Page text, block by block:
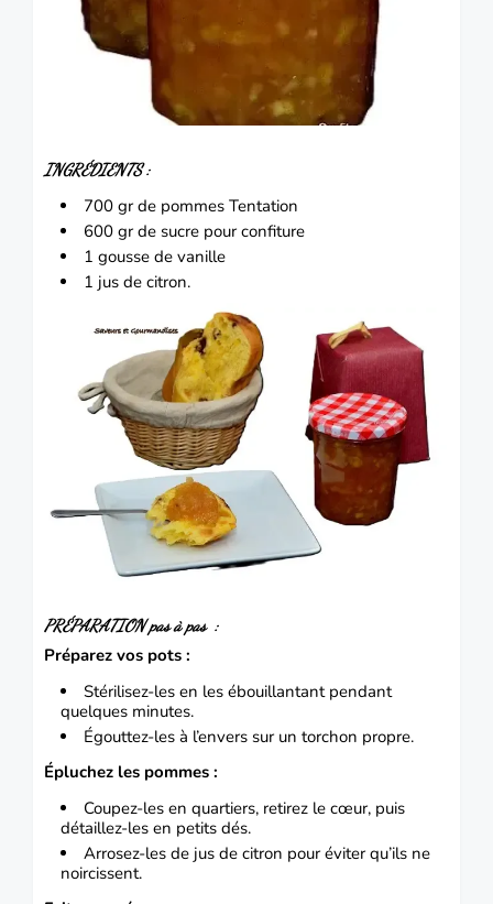
INGRÉDIENTS :
700 gr de pommes Tentation
600 gr de sucre pour confiture
1 gousse de vanille
1 jus de citron.
PRÉPARATION pas à pas :
Préparez vos pots :
Stérilisez-les en les ébouillantant pendant
quelques minutes.
Égouttez-les à l’envers sur un torchon propre.
Épluchez les pommes :
Coupez-les en quartiers, retirez le cœur, puis
détaillez-les en petits dés.
Arrosez-les de jus de citron pour éviter qu’ils ne
noircissent.